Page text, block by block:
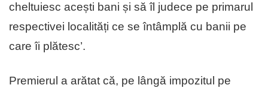
cheltuiesc acești bani și să îl judece pe primarul
respectivei localități ce se întâmplă cu banii pe
care îi plătesc’.
Premierul a arătat că, pe lângă impozitul pe